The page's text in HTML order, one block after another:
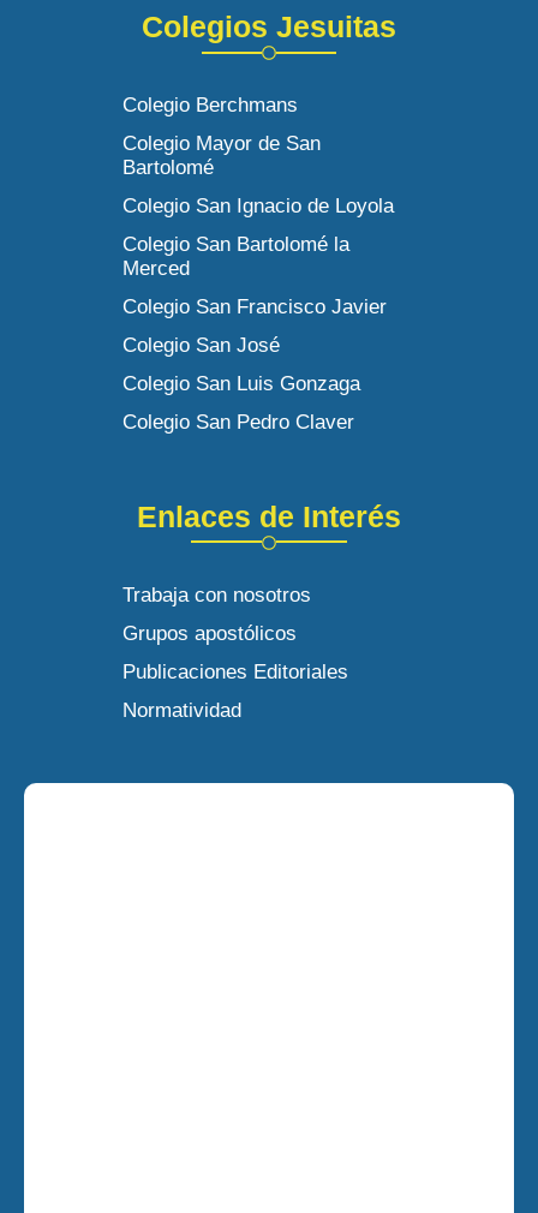
Colegios Jesuitas
Colegio Berchmans
Colegio Mayor de San
Bartolomé
Colegio San Ignacio de Loyola
Colegio San Bartolomé la
Merced
Colegio San Francisco Javier
Colegio San José
Colegio San Luis Gonzaga
Colegio San Pedro Claver
Enlaces de Interés
Trabaja con nosotros
Grupos apostólicos
Publicaciones Editoriales
Normatividad